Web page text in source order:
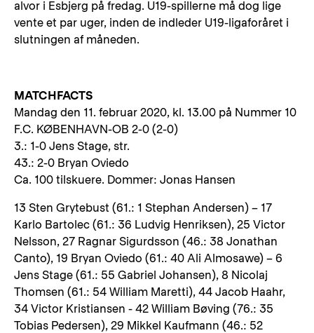
alvor i Esbjerg på fredag. U19-spillerne må dog lige
vente et par uger, inden de indleder U19-ligaforåret i
slutningen af måneden.
MATCHFACTS
Mandag den 11. februar 2020, kl. 13.00 på Nummer 10
F.C. KØBENHAVN-OB 2-0 (2-0)
3.: 1-0 Jens Stage, str.
43.: 2-0 Bryan Oviedo
Ca. 100 tilskuere. Dommer: Jonas Hansen
13 Sten Grytebust (61.: 1 Stephan Andersen) – 17
Karlo Bartolec (61.: 36 Ludvig Henriksen), 25 Victor
Nelsson, 27 Ragnar Sigurdsson (46.: 38 Jonathan
Canto), 19 Bryan Oviedo (61.: 40 Ali Almosawe) – 6
Jens Stage (61.: 55 Gabriel Johansen), 8 Nicolaj
Thomsen (61.: 54 William Maretti), 44 Jacob Haahr,
34 Victor Kristiansen - 42 William Bøving (76.: 35
Tobias Pedersen), 29 Mikkel Kaufmann (46.: 52